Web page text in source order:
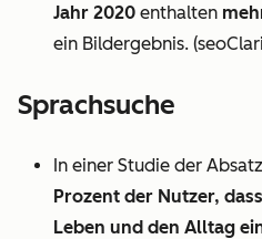
Jahr 2020 enthalten
ein Bildergebnis.
Sprachsuche
In einer Studie der
Prozent der Nutzer,
Leben und den Alltag